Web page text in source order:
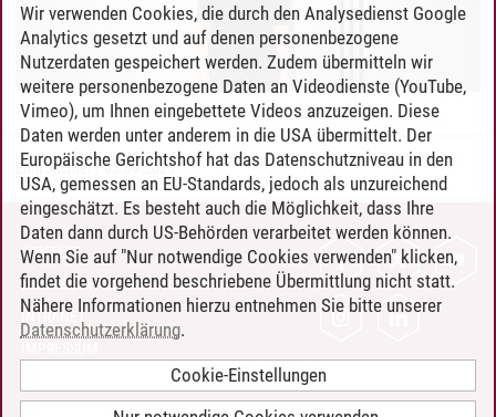
Emil Jüchter/05.09.2025
KONTAKT
LEUPHANA ALS ARBEITGEBER
INTRANET
BARRIEREFREIHEIT
Wir verwenden Cookies, die durch den Analysedienst Google
Analytics gesetzt und auf denen personenbezogene
Nutzerdaten gespeichert werden. Zudem übermitteln wir
weitere personenbezogene Daten an Videodienste (YouTube,
Vimeo), um Ihnen eingebettete Videos anzuzeigen. Diese
Daten werden unter anderem in die USA übermittelt. Der
Europäische Gerichtshof hat das Datenschutzniveau in den
USA, gemessen an EU-Standards, jedoch als unzureichend
eingeschätzt. Es besteht auch die Möglichkeit, dass Ihre
Daten dann durch US-Behörden verarbeitet werden können.
Wenn Sie auf "Nur notwendige Cookies verwenden" klicken,
findet die vorgehend beschriebene Übermittlung nicht statt.
Nähere Informationen hierzu entnehmen Sie bitte unserer
Datenschutzerklärung.
Cookie-Einstellungen